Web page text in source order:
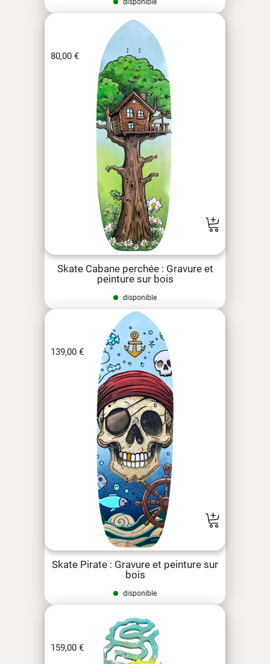
Skate Cabane perchée : Gravure et
peinture sur bois
80,00 €
disponible
Skate Pirate : Gravure et peinture sur
bois
139,00 €
disponible
159,00 €